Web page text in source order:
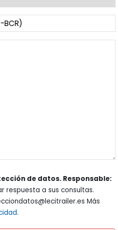
de datos. Responsable:
respuesta a sus consultas.
Más
.